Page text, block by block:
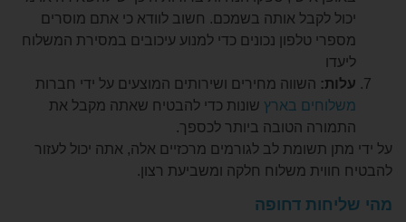
לקבל אותה בשמכם. חשוב לוודא כי אתם מוסרים
טלפון נכונים כדי למנוע עיכובים במסירת המשלוח
השווה מחירים ושירותים המוצעים על ידי חברות
בארץשונות כדי להבטיח שאתה מקבל את
הטובה ביותר לכספך.
תשומת לב לגורמים מרכזיים אלה, אתה יכול לעזור
משלוח חלקה ומשביעת רצון.
דחופה